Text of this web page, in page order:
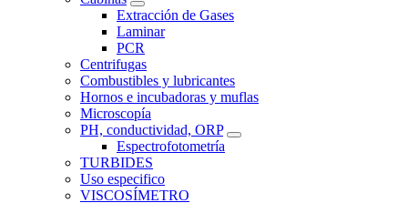
Extracción de Gases
Laminar
PCR
Centrifugas
Combustibles y lubricantes
Hornos e incubadoras y muflas
Microscopía
PH, conductividad, ORP
Espectrofotometría
TURBIDES
Uso especifico
VISCOSÍMETRO